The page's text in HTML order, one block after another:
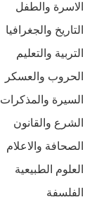
الاسرة والطفل
التاريخ والجغرافيا
التربية والتعليم
الحروب والعسكر
السيرة والمذكرات
الشرع والقانون
الصحافة والاعلام
العلوم الطبيعية
الفلسفة